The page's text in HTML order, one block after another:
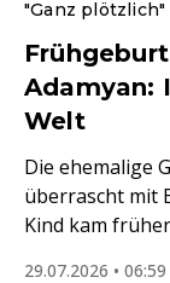
"Ganz plötzlich"
Adamyan:
Welt
Die ehemalige
überrascht mit
Kind kam
29.07.2026 •